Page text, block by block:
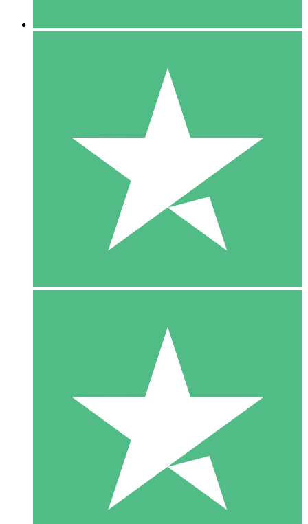
10 Téléchargements
20 00